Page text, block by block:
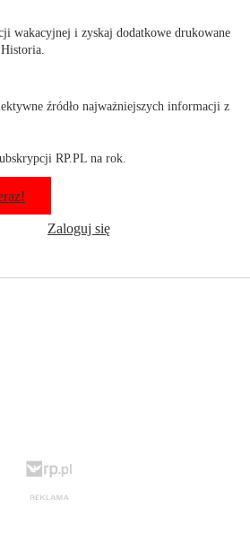
wakacyjnej i zyskaj dodatkowe drukowane
źródło najważniejszych informacji z
RP.PL na rok.
Zaloguj się